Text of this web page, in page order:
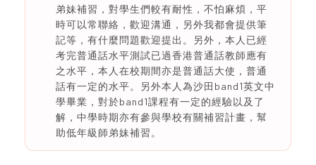
弟妹補習，對學生們較有耐性，不怕麻煩，平
時可以常聯絡，歡迎溝通，另外我都會提供筆
記等，有什麼問題歡迎提出。另外，本人已經
考完普通話水平測試已過香港普通話教師應有
之水平，本人在校期間亦是普通話大使，普通
話有一定的水平。另外本人為沙田band1英文中
學畢業，對於band1課程有一定的經驗以及了
解，中學時期亦有參與學校有關補習計畫，幫
助低年級師弟妹補習。